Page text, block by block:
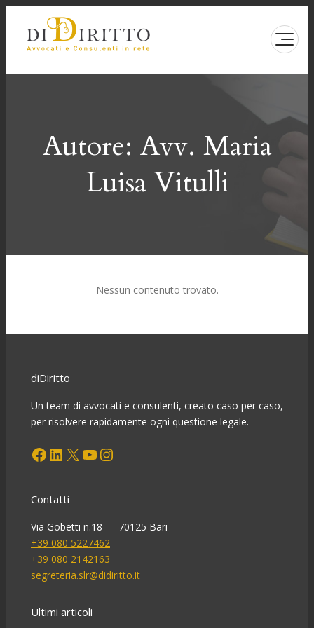
contenuto
Autore: Avv. Maria
Luisa Vitulli
Nessun contenuto trovato.
diDiritto
Un team di avvocati e consulenti, creato caso per caso,
per risolvere rapidamente ogni questione legale.
Facebook LinkedIn X YouTube Instagram
Contatti
Via Gobetti n.18 — 70125 Bari
+39 080 5227462
+39 080 2142163
segreteria.slr@didiritto.it
Ultimi articoli